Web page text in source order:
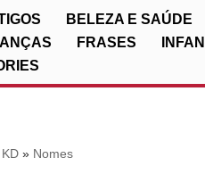
BELEZA E SAÚDE
FRASES
KD» Nomes